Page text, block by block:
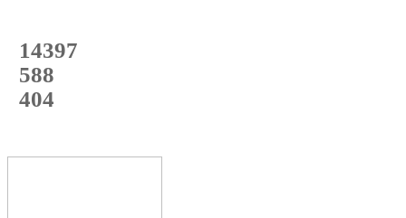
14397
с начала года
588
с начала месяца
404
с начала недели